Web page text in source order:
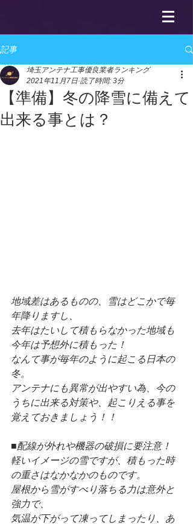
記事
【準備】冬の降雪に備えて
出来る事とは？
埼玉アンテナ工事優良業者ランキング
2021年11月7日 読了時間: 3分
地域差はあるものの、雪はどこかで毎
年降りますし、
去年はたいして積もらなかった地域も
今年は予想外に積もった！
なんて事が毎年のように起こる日本の
冬。
アンテナにも異常が出やすい為、今の
うちに出来る対策や、起こりえる事を
覚えておきましょう！！
■配線が外れや機器の破損に要注意！
軽いイメージの雪ですが、積もった時
の重さはなかなかのものです。
屋根から雪がすべり落ちる力は意外と
強力で、
気温が下がって凍ってしまったり、あ